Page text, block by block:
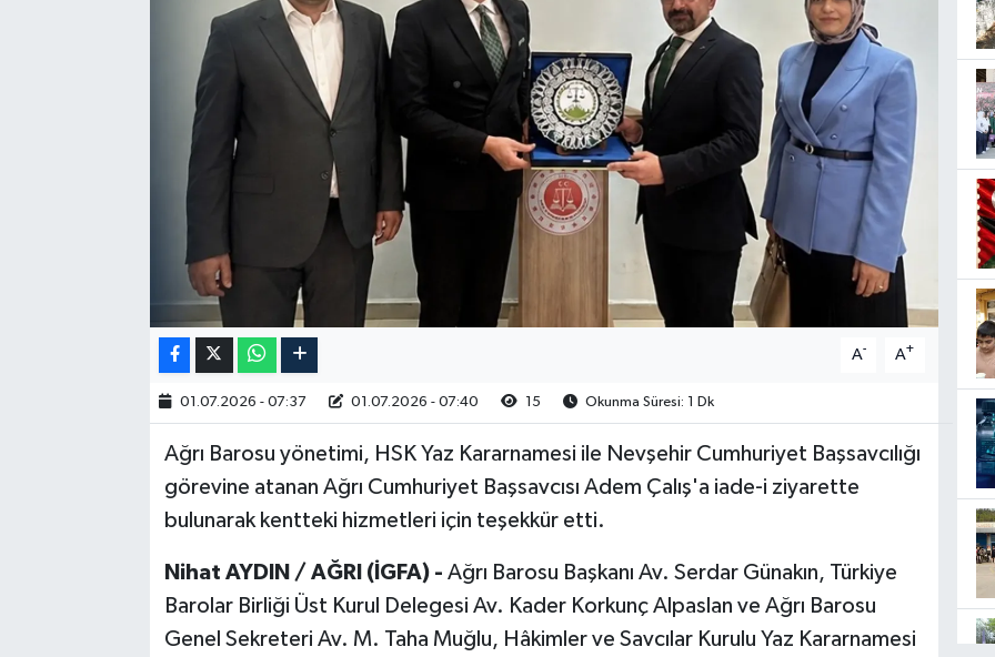
A- A+
01.07.2026 - 07:37 01.07.2026 - 07:40 15 Okunma Süresi: 1 Dk
Ağrı Barosu yönetimi, HSK Yaz Kararnamesi ile Nevşehir Cumhuriyet Başsavcılığı
görevine atanan Ağrı Cumhuriyet Başsavcısı Adem Çalış'a iade-i ziyarette
bulunarak kentteki hizmetleri için teşekkür etti.
Nihat AYDIN / AĞRI (İGFA) - Ağrı Barosu Başkanı Av. Serdar Günakın, Türkiye
Barolar Birliği Üst Kurul Delegesi Av. Kader Korkunç Alpaslan ve Ağrı Barosu
Genel Sekreteri Av. M. Taha Muğlu, Hâkimler ve Savcılar Kurulu Yaz Kararnamesi